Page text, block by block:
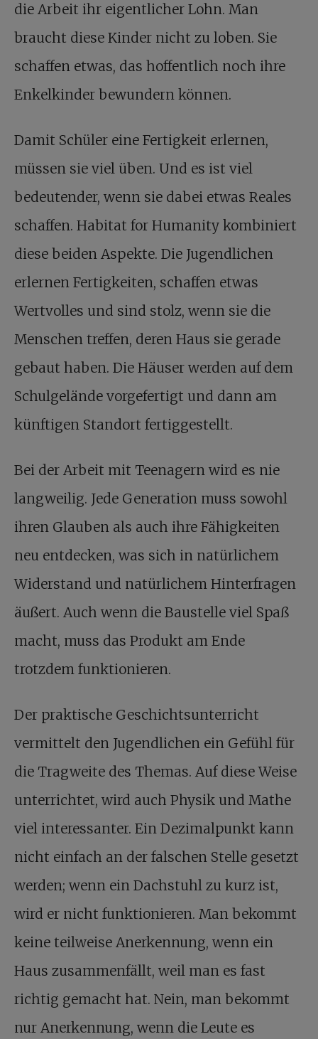
die Arbeit ihr eigentlicher Lohn. Man
braucht diese Kinder nicht zu loben. Sie
schaffen etwas, das hoffentlich noch ihre
Enkelkinder bewundern können.
Damit Schüler eine Fertigkeit erlernen,
müssen sie viel üben. Und es ist viel
bedeutender, wenn sie dabei etwas Reales
schaffen. Habitat for Humanity kombiniert
diese beiden Aspekte. Die Jugendlichen
erlernen Fertigkeiten, schaffen etwas
Wertvolles und sind stolz, wenn sie die
Menschen treffen, deren Haus sie gerade
gebaut haben. Die Häuser werden auf dem
Schulgelände vorgefertigt und dann am
künftigen Standort fertiggestellt.
Bei der Arbeit mit Teenagern wird es nie
langweilig. Jede Generation muss sowohl
ihren Glauben als auch ihre Fähigkeiten
neu entdecken, was sich in natürlichem
Widerstand und natürlichem Hinterfragen
äußert. Auch wenn die Baustelle viel Spaß
macht, muss das Produkt am Ende
trotzdem funktionieren.
Der praktische Geschichtsunterricht
vermittelt den Jugendlichen ein Gefühl für
die Tragweite des Themas. Auf diese Weise
unterrichtet, wird auch Physik und Mathe
viel interessanter. Ein Dezimalpunkt kann
nicht einfach an der falschen Stelle gesetzt
werden; wenn ein Dachstuhl zu kurz ist,
wird er nicht funktionieren. Man bekommt
keine teilweise Anerkennung, wenn ein
Haus zusammenfällt, weil man es fast
richtig gemacht hat. Nein, man bekommt
nur Anerkennung, wenn die Leute es